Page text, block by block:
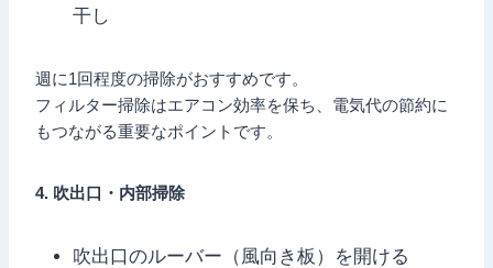
干し
週に1回程度の掃除がおすすめです。
フィルター掃除はエアコン効率を保ち、電気代の節約に
もつながる重要なポイントです。
4. 吹出口・内部掃除
吹出口のルーバー（風向き板）を開ける